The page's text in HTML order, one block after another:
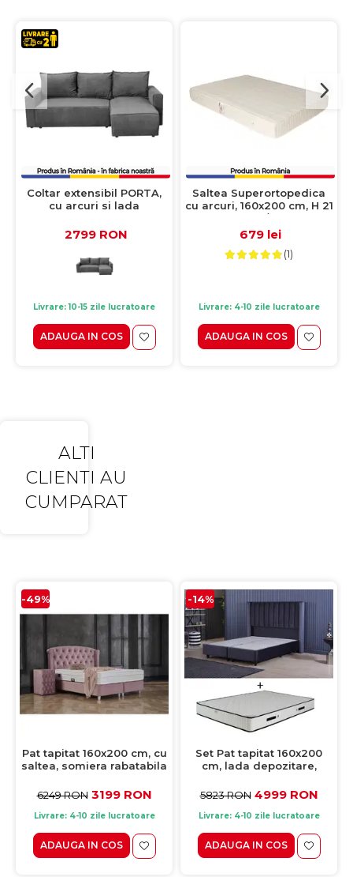
Coltar extensibil PORTA,
cu arcuri si lada
interschimbabil, gri,
238x150x90 cm
2799 RON
Livrare: 10-15 zile lucratoare
ADAUGA IN COS
Saltea Superortopedica
cu arcuri, 160x200 cm, H 21
cm, fata vara/fata iarna,
crem
679 lei
(1)
Livrare: 4-10 zile lucratoare
ADAUGA IN COS
ALTI
CLIENTI AU
CUMPARAT
-49%
Pat tapitat 160x200 cm, cu
saltea, somiera rabatabila
stofa roz
6249 RON 3199 RON
Livrare: 4-10 zile lucratoare
ADAUGA IN COS
-14%
Set Pat tapitat 160x200
cm, lada depozitare,
LATEX 160x200 cm, H 28
cm, spuma
5823 RON 4999 RON
Livrare: 4-10 zile lucratoare
ADAUGA IN COS